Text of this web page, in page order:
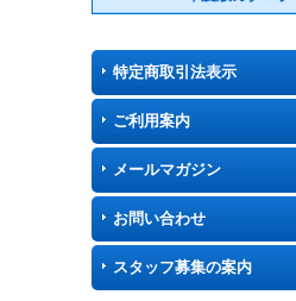
特定商取引法表示
ご利用案内
メールマガジン
お問い合わせ
スタッフ募集の案内